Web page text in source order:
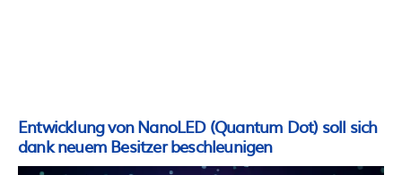
Entwicklung von NanoLED (Quantum Dot) soll sich
dank neuem Besitzer beschleunigen